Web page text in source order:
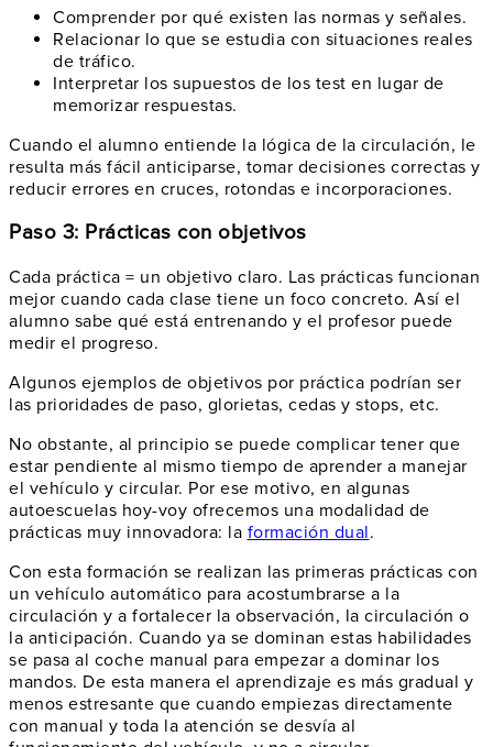
Comprender por qué existen las normas y señales.
Relacionar lo que se estudia con situaciones reales
de tráfico.
Interpretar los supuestos de los test en lugar de
memorizar respuestas.
Cuando el alumno entiende la lógica de la circulación, le
resulta más fácil anticiparse, tomar decisiones correctas y
reducir errores en cruces, rotondas e incorporaciones.
Paso 3: Prácticas con objetivos
Cada práctica = un objetivo claro. Las prácticas funcionan
mejor cuando cada clase tiene un foco concreto. Así el
alumno sabe qué está entrenando y el profesor puede
medir el progreso.
Algunos ejemplos de objetivos por práctica podrían ser
las prioridades de paso, glorietas, cedas y stops, etc.
No obstante, al principio se puede complicar tener que
estar pendiente al mismo tiempo de aprender a manejar
el vehículo y circular. Por ese motivo, en algunas
autoescuelas hoy-voy ofrecemos una modalidad de
prácticas muy innovadora: la formación dual.
Con esta formación se realizan las primeras prácticas con
un vehículo automático para acostumbrarse a la
circulación y a fortalecer la observación, la circulación o
la anticipación. Cuando ya se dominan estas habilidades
se pasa al coche manual para empezar a dominar los
mandos. De esta manera el aprendizaje es más gradual y
menos estresante que cuando empiezas directamente
con manual y toda la atención se desvía al